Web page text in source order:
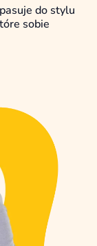
do stylu
sobie